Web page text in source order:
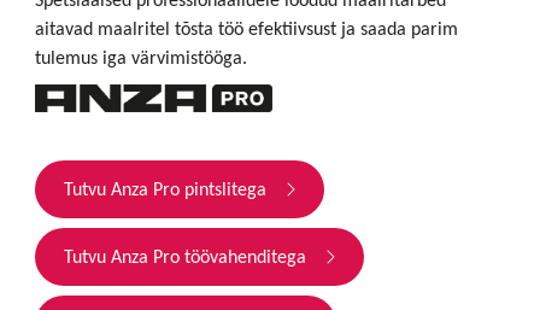
aitavad maalritel tõsta töö efektiivsust ja saada parim
tulemus iga värvimistööga.
Tutvu Anza Pro pintslitega
Tutvu Anza Pro töövahenditega